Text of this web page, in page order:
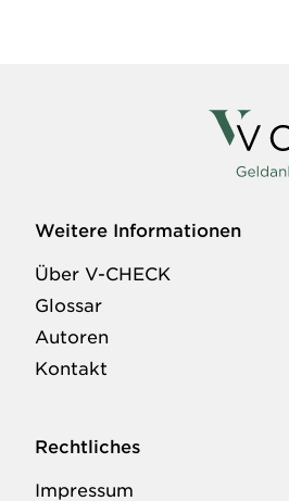
Weitere Informationen
Über V-CHECK
Glossar
Autoren
Kontakt
Rechtliches
Impressum